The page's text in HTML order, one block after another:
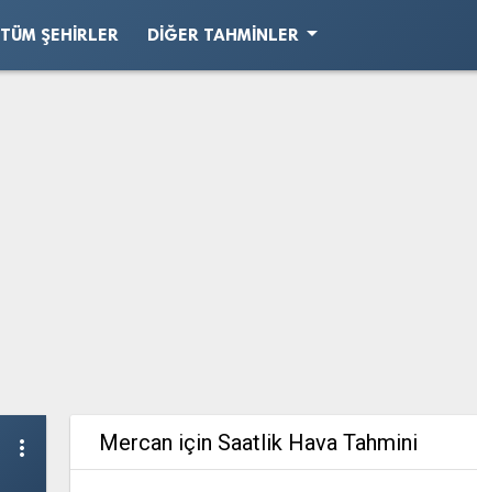
TÜM ŞEHIRLER DIĞER TAHMINLERarrow_drop_down
more_vert Mercan için Saatlik Hava Tahmini